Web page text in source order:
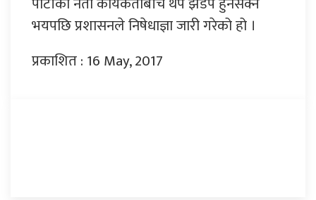
भयपछि प्रशासनले निषेधाज्ञा जारी गरेको हो ।
प्रकाशित : 16 May, 2017